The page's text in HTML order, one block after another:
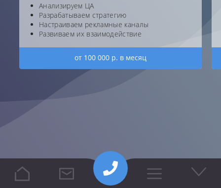
Анализируем ЦА
Разрабатываем стратегию
Настраиваем рекламные каналы
Развиваем их взаимодействие
от 100 000 р. в месяц